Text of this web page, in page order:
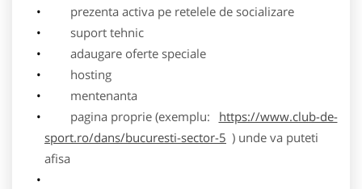
prezenta activa pe retelele de socializare
suport tehnic
adaugare oferte speciale
hosting
mentenanta
pagina proprie (exemplu:
https://www.club-de-
sport.ro/dans/bucuresti-sector-5 ) unde va puteti
afisa